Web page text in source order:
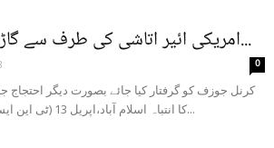
امریکی ائیر اتاشی کی طرف سے گاڑی کی ٹکر سے قتل...
0
کرنل جوزف کو گرفتار کیا جائے بصورت دیگر احتجاج
کا انتباہ اسلام آباد،اپریل 13 (ٹی این ایس): امریکی سفارتخانے کے...